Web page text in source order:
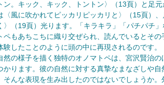
ン。キック、キック、トントン〉（13頁）と足
〈風に吹かれてピッカリピッカリと〉（15頁）
〉（19頁）光ります。「キラキラ」「パチパチ
ペもあちこちに織り交ぜられ、読んでいるとそ
験したことのように頭の中に再現されるのです。
の様子を描く独特のオノマトペは、宮沢賢治の
かります。彼の自然に対する真摯なまなざしや自
そんな表現を生み出したのではないでしょうか。